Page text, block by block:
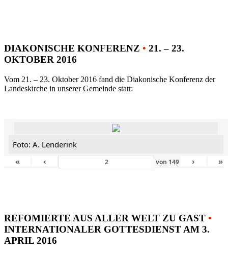
DIAKONISCHE KONFERENZ • 21. – 23.
OKTOBER 2016
Vom 21. – 23. Oktober 2016 fand die Diakonische Konferenz der
Landeskirche in unserer Gemeinde statt:
Foto: A. Lenderink
«
‹ von 149 › »
REFOMIERTE AUS ALLER WELT ZU GAST •
INTERNATIONALER GOTTESDIENST AM 3.
APRIL 2016